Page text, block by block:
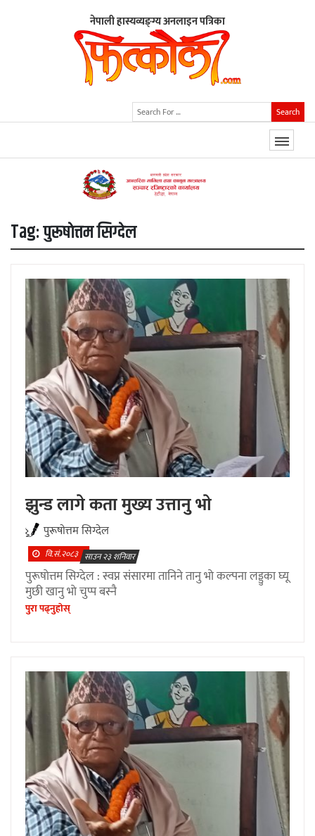
नेपाली हास्यव्यङ्ग्य अनलाइन पत्रिका
Search
Tag:पुरूषाेत्तम सिग्देल
झुन्ड लागे कता मुख्य उत्तानु भाे
पुरूषाेत्तम सिग्देल
वि.सं.२०८३ साउन २३ शनिवार
पुरूषाेत्तम सिग्देल : स्वप्न संसारमा तानिने तानु भाे कल्पना लड्डुका घ्यू
मुछी खानु भाे चुप्प बस्नै
पुरा पढ्नुहाेस्